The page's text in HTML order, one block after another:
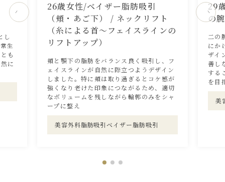
し
生
も
に
26歳女性/ベイザー脂肪吸引
（頬・あご下） / ネックリフト
（糸による首〜フェイスラインの
リフトアップ）
頬と顎下の脂肪をバランス良く吸引し、フ
ェイスラインが自然に際立つようデザイン
しました。特に頬は取り過ぎるとコケ感が
強くなり老けた印象につながるため、適切
なボリュームを残しながら輪郭のみをシャ
ープに整え
美容外科脂肪吸引ベイザー脂肪吸引
29
の
二の
にか
ザイ
善し
する
を目
美